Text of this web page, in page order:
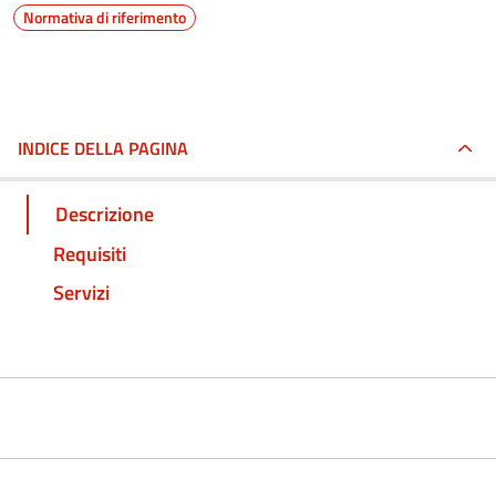
Normativa di riferimento
INDICE DELLA PAGINA
Descrizione
Requisiti
Servizi